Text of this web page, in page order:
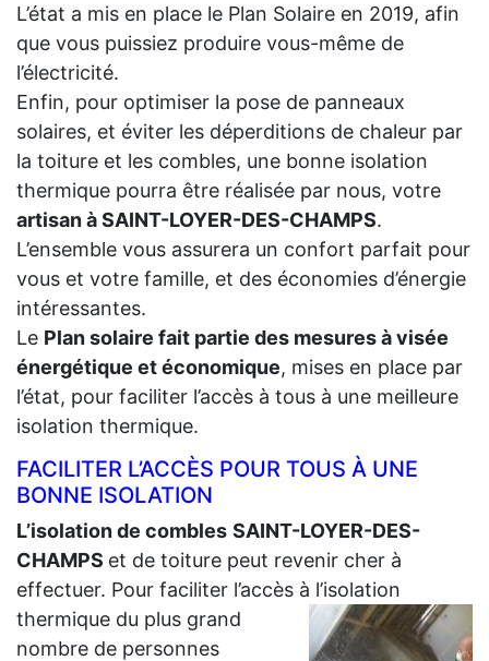
L’état a mis en place le Plan Solaire en 2019, afin
que vous puissiez produire vous-même de
l’électricité.
Enfin, pour optimiser la pose de panneaux
solaires, et éviter les déperditions de chaleur par
la toiture et les combles, une bonne isolation
thermique pourra être réalisée par nous, votre
artisan à SAINT-LOYER-DES-CHAMPS.
L’ensemble vous assurera un confort parfait pour
vous et votre famille, et des économies d’énergie
intéressantes.
Le Plan solaire fait partie des mesures à visée
énergétique et économique, mises en place par
l’état, pour faciliter l’accès à tous à une meilleure
isolation thermique.
FACILITER L’ACCÈS POUR TOUS À UNE
BONNE ISOLATION
L’isolation de combles SAINT-LOYER-DES-
CHAMPS et de toiture peut revenir cher à
effectuer. Pour faciliter l’accès à l’isolation
thermique du plus grand
nombre de personnes